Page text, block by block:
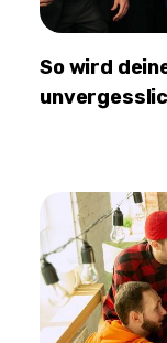
So wird